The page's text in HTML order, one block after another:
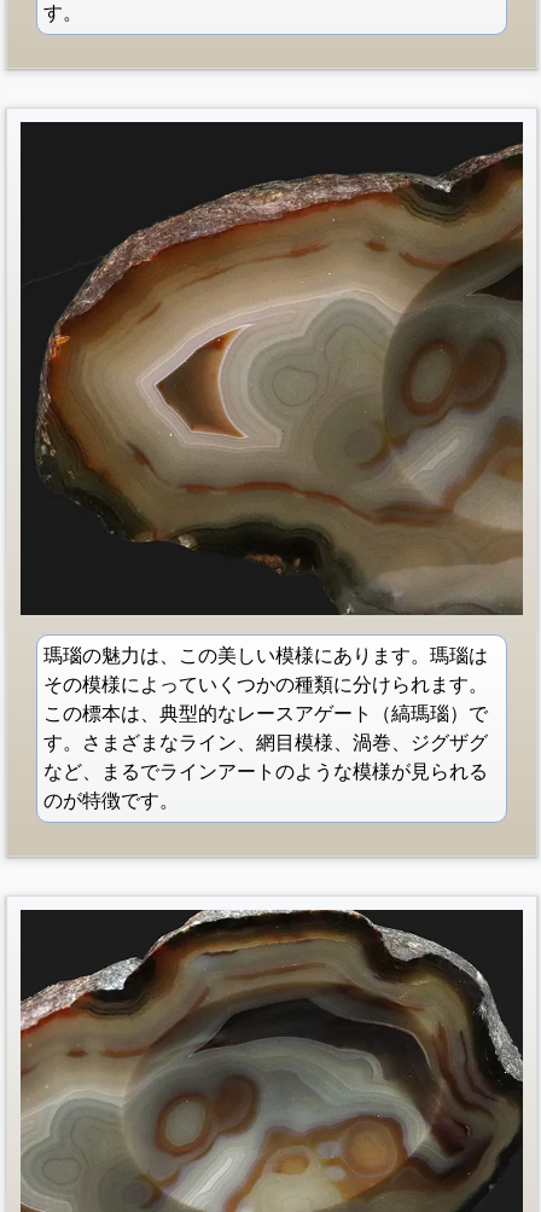
す。
瑪瑙の魅力は、この美しい模様にあります。瑪瑙は
その模様によっていくつかの種類に分けられます。
この標本は、典型的なレースアゲート（縞瑪瑙）で
す。さまざまなライン、網目模様、渦巻、ジグザグ
など、まるでラインアートのような模様が見られる
のが特徴です。